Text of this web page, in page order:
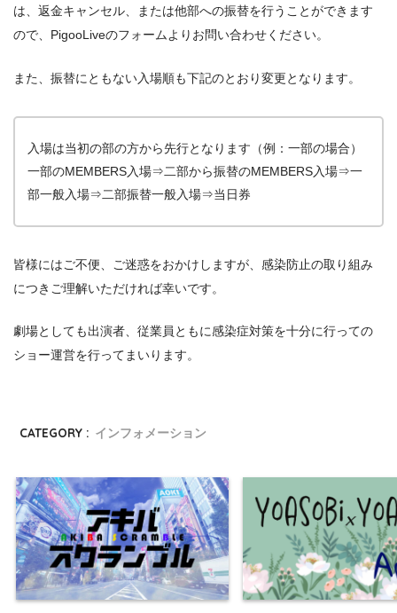
は、返金キャンセル、または他部への振替を行うことができます
ので、PigooLiveのフォームよりお問い合わせください。
また、振替にともない入場順も下記のとおり変更となります。
入場は当初の部の方から先行となります（例：一部の場合）
一部のMEMBERS入場⇒二部から振替のMEMBERS入場⇒一
部一般入場⇒二部振替一般入場⇒当日券
皆様にはご不便、ご迷惑をおかけしますが、感染防止の取り組み
につきご理解いただければ幸いです。
劇場としても出演者、従業員ともに感染症対策を十分に行っての
ショー運営を行ってまいります。
CATEGORY : インフォメーション